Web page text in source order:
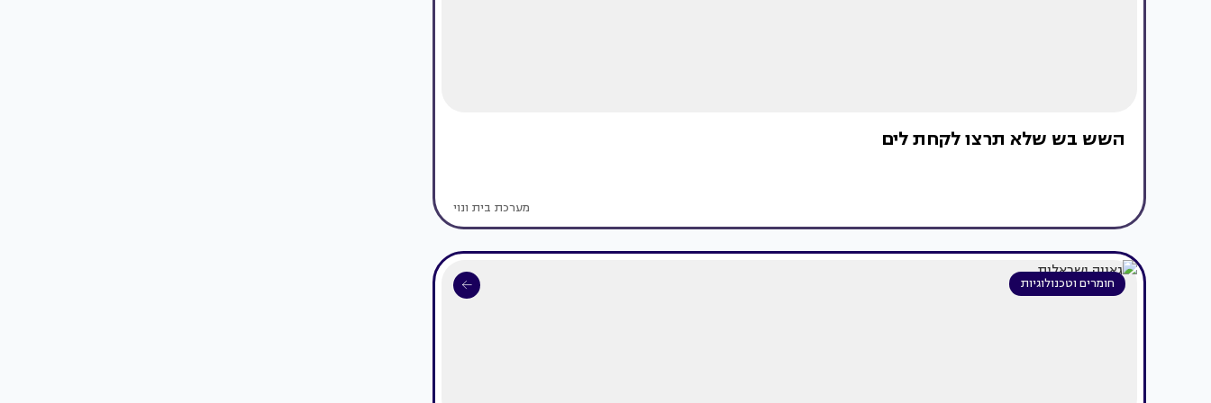
השש בש שלא תרצו לקחת לים
מערכת בית ונוי
חומרים וטכנולוגיות